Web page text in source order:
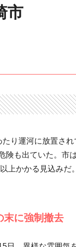
市
り運河に放置さ
険も出ていた。市
上かかる見込みだ。
末に強制撤去